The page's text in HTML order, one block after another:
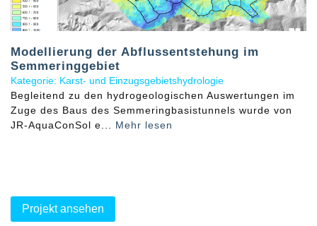
Modellierung der Abflussentstehung im
Semmeringgebiet
Kategorie: Karst- und Einzugsgebietshydrologie
Begleitend zu den hydrogeologischen Auswertungen im
Zuge des Baus des Semmeringbasistunnels wurde von
JR-AquaConSol e... Mehr lesen
Projekt ansehen